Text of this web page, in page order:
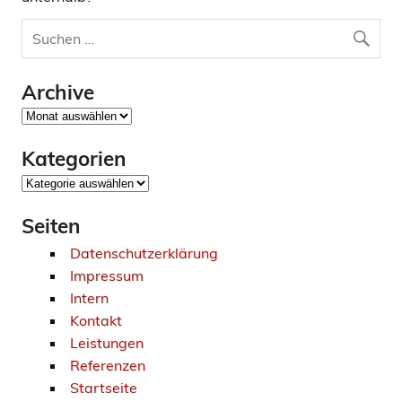
Archive
Archive
Kategorien
Kategorien
Seiten
Datenschutzerklärung
Impressum
Intern
Kontakt
Leistungen
Referenzen
Startseite